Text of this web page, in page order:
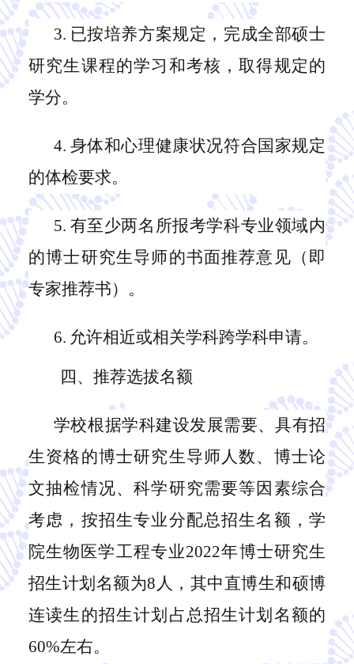
3. 已按培养方案规定，完成全部硕士
研究生课程的学习和考核，取得规定的
学分。
4. 身体和心理健康状况符合国家规定
的体检要求。
5. 有至少两名所报考学科专业领域内
的博士研究生导师的书面推荐意见（即
专家推荐书）。
6. 允许相近或相关学科跨学科申请。
四、推荐选拔名额
学校根据学科建设发展需要、具有招
生资格的博士研究生导师人数、博士论
文抽检情况、科学研究需要等因素综合
考虑，按招生专业分配总招生名额，学
院生物医学工程专业2022年博士研究生
招生计划 名额为8 人 ，其中直博生和硕博
连读生的招生计划占总招生计划 名额的
60%左右。